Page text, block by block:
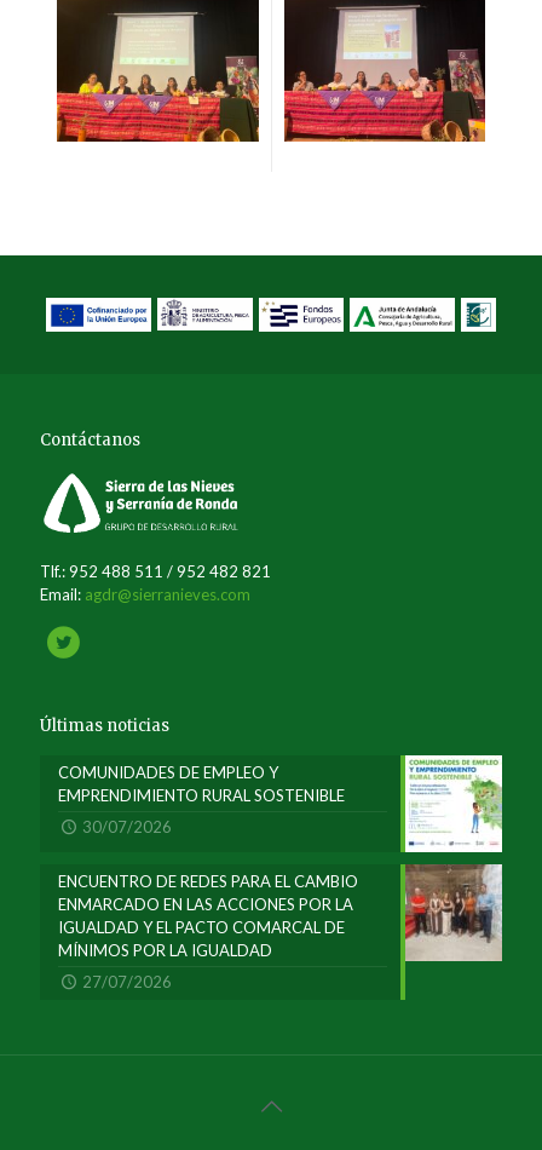
Contáctanos
Tlf.: 952 488 511 / 952 482 821
Email: agdr@sierranieves.com
Últimas noticias
COMUNIDADES DE EMPLEO Y
EMPRENDIMIENTO RURAL SOSTENIBLE
30/07/2026
ENCUENTRO DE REDES PARA EL CAMBIO
ENMARCADO EN LAS ACCIONES POR LA
IGUALDAD Y EL PACTO COMARCAL DE
MÍNIMOS POR LA IGUALDAD
27/07/2026